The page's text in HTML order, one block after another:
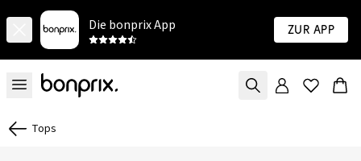
Die bonprix App Zur App
Tops